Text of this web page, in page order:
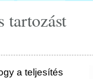
tartozást
a teljesítés